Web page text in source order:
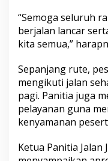
“Semoga seluruh
berjalan lancar
kita semua,”
Sepanjang rute,
mengikuti jalan
pagi. Panitia juga
pelayanan guna
kenyamanan
Ketua Panitia Jalan